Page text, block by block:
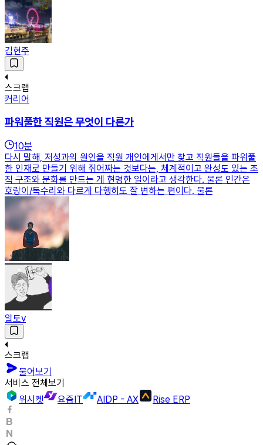
김현주
스크랩
커리어
파워풀한 직원은 무엇이 다른가
10분
다시 말해, 저성과의 원인을 직원 개인에게서만 찾고 직원들을 파워풀
한 인재로 만들기 위해 쥐어짜는 것보다는, 체계적이고 완성도 있는 조
직 구조와 문화를 만드는 게 현명한 일이라고 생각한다. 물론 인간은
호랑이/독수리와 다르게 다행히도 잘 변하는 편이다. 물론
알토v
스크랩
물어보기
서비스 전체보기
위시켓
요즘IT AIDP - AX Rise ERP